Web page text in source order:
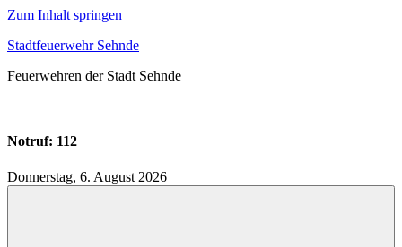
Zum Inhalt springen
Stadtfeuerwehr Sehnde
Feuerwehren der Stadt Sehnde
Notruf: 112
Donnerstag, 6. August 2026